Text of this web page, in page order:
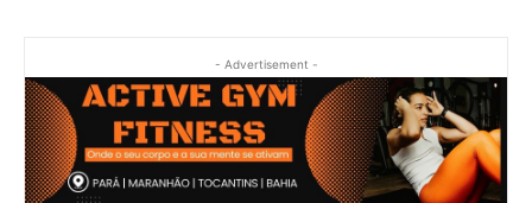
- Advertisement -